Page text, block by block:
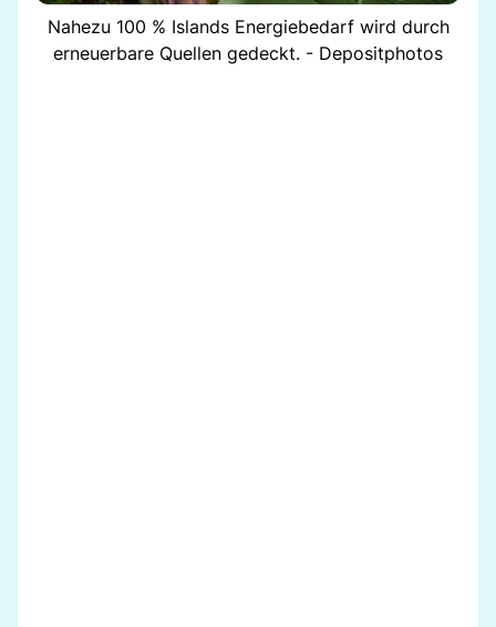
Nahezu 100 % Islands Energiebedarf wird durch
erneuerbare Quellen gedeckt. - Depositphotos